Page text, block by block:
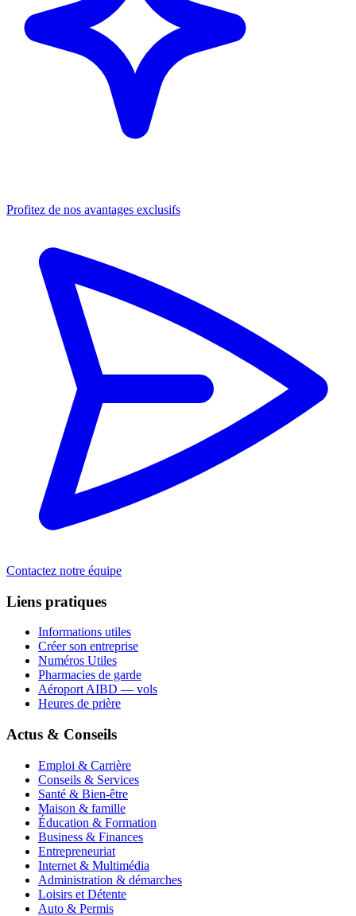
Profitez de nos avantages exclusifs
Contactez notre équipe
Liens pratiques
Informations utiles
Créer son entreprise
Numéros Utiles
Pharmacies de garde
Aéroport AIBD — vols
Heures de prière
Actus & Conseils
Emploi & Carrière
Conseils & Services
Santé & Bien-être
Maison & famille
Éducation & Formation
Business & Finances
Entrepreneuriat
Internet & Multimédia
Administration & démarches
Loisirs et Détente
Auto & Permis